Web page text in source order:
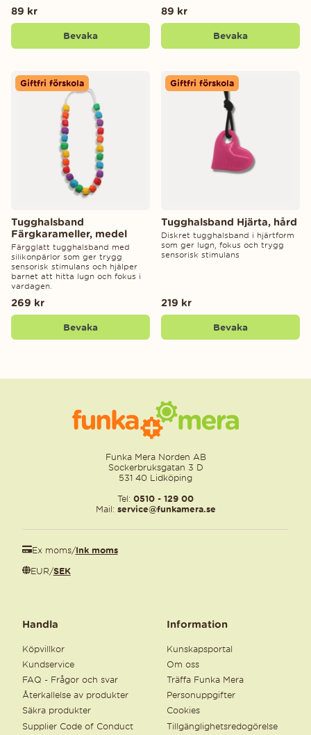
89 kr
Bevaka
89 kr
Bevaka
Giftfri förskola
Tugghalsband
Färgkarameller, medel
Färgglatt tugghalsband med
silikonpärlor som ger trygg
sensorisk stimulans och hjälper
barnet att hitta lugn och fokus i
vardagen.
269 kr
Bevaka
Giftfri förskola
Tugghalsband Hjärta, hård
Diskret tugghalsband i hjärtform
som ger lugn, fokus och trygg
sensorisk stimulans
219 kr
Bevaka
Funka Mera Norden AB
Sockerbruksgatan 3 D
531 40 Lidköping
Tel: 0510 - 129 00
Mail: service@funkamera.se
Ex moms/Ink moms
EUR/SEK
Handla
Köpvillkor
Kundservice
FAQ - Frågor och svar
Återkallelse av produkter
Säkra produkter
Supplier Code of Conduct
Information
Kunskapsportal
Om oss
Träffa Funka Mera
Personuppgifter
Cookies
Tillgänglighetsredogörelse